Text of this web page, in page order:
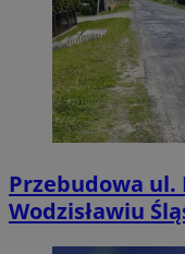
Przebudowa
Wodzisławiu